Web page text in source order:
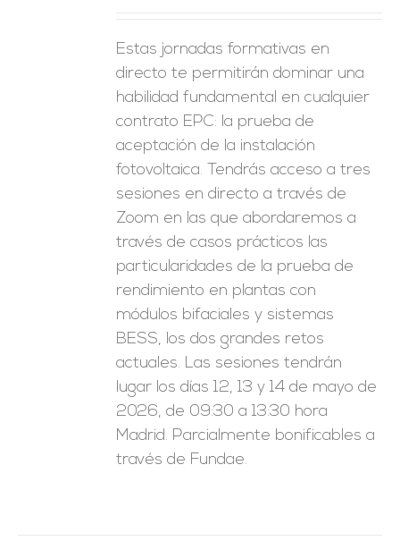
Estas jornadas formativas en
directo te permitirán dominar una
habilidad fundamental en cualquier
contrato EPC: la prueba de
aceptación de la instalación
fotovoltaica. Tendrás acceso a tres
sesiones en directo a través de
Zoom en las que abordaremos a
través de casos prácticos las
particularidades de la prueba de
rendimiento en plantas con
módulos bifaciales y sistemas
BESS, los dos grandes retos
actuales. Las sesiones tendrán
lugar los días 12, 13 y 14 de mayo de
2026, de 09:30 a 13:30 hora
Madrid. Parcialmente bonificables a
través de Fundae.